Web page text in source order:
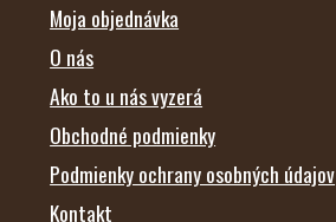
Moja objednávka
O nás
Ako to u nás vyzerá
Obchodné podmienky
Podmienky ochrany osobných údajov
Kontakt